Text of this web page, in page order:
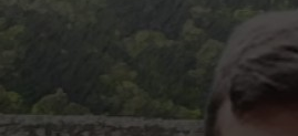
Indústria
Receitas Caseiras
Cosméticas